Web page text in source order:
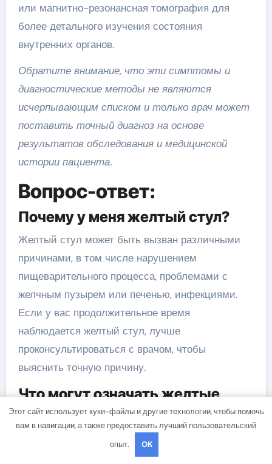
или магнитно-резонансная томография для
более детального изучения состояния
внутренних органов.
Обратите внимание, что эти симптомы и
диагностические методы не являются
исчерпывающим списком и только врач может
поставить точный диагноз на основе
результатов обследования и медицинской
истории пациента.
Вопрос-ответ:
Почему у меня желтый стул?
Желтый стул может быть вызван различными
причинами, в том числе нарушением
пищеварительного процесса, проблемами с
желчным пузырем или печенью, инфекциями.
Если у вас продолжительное время
наблюдается желтый стул, лучше
проконсультироваться с врачом, чтобы
выяснить точную причину.
Что могут означать желтые
экскременты?
Появление желтых экскрементов может
Этот сайт использует куки-файлы и другие технологии, чтобы помочь
вам в навигации, а также предоставить лучший пользовательский
опыт.
OK